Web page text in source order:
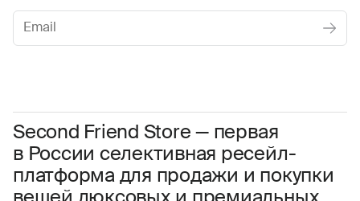
Second Friend Store — первая
в России селективная ресейл-
платформа для продажи и покупки
Соглашаюсь с условиями Пользовательского соглашения
Даю согласие на получение рекламной информации.